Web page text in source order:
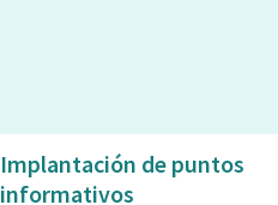
Implantación de puntos
informativos